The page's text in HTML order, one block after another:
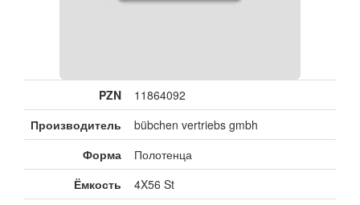
PZN
11864092
Производитель
bübchen vertriebs gmbh
Форма
Полотенца
Ёмкость
4X56 St